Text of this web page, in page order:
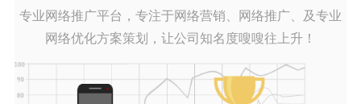
专业网络推广平台，专注于网络营销、网络推广、及专业
网络优化方案策划，让公司知名度嗖嗖往上升！